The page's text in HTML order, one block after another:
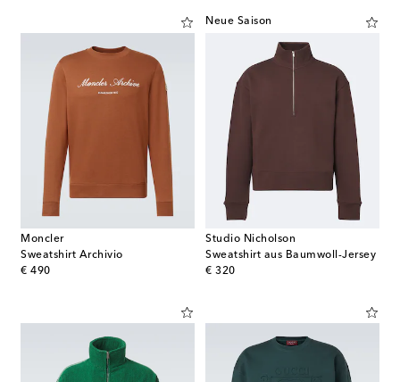
Moncler
Sweatshirt Archivio
€ 490
original price
Neue Saison
Studio Nicholson
Sweatshirt aus Baumwoll-Jersey
€ 320
original price